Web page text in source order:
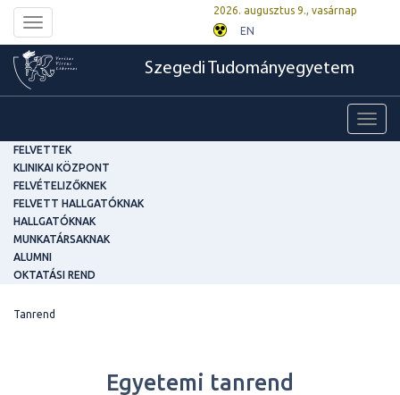
Toggle
navigation
2026. augusztus 9., vasárnap
EN
Szegedi Tudományegyetem
FELVETTEK
KLINIKAI KÖZPONT
FELVÉTELIZŐKNEK
FELVETT HALLGATÓKNAK
HALLGATÓKNAK
MUNKATÁRSAKNAK
ALUMNI
OKTATÁSI REND
Tanrend
Egyetemi tanrend